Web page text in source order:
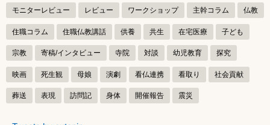
モニターレビュー レビュー ワークショップ 主幹コラム 仏教
住職コラム 住職仏教講話 供養 共生 在宅医療 子ども
宗教 寄稿/インタビュー 寺院 対談 幼児教育 探究
映画 死生観 母娘 演劇 看仏連携 看取り 社会貢献
葬送 表現 訪問記 身体 開催報告 震災